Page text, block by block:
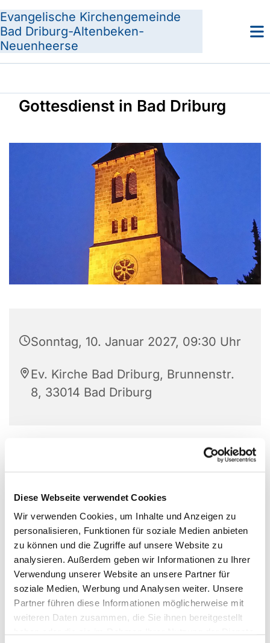
Diese Webseite verwendet Cookies
Wir verwenden Cookies, um Inhalte und Anzeigen zu
personalisieren, Funktionen für soziale Medien anbieten
zu können und die Zugriffe auf unsere Website zu
analysieren. Außerdem geben wir Informationen zu Ihrer
Verwendung unserer Website an unsere Partner für
soziale Medien, Werbung und Analysen weiter. Unsere
Partner führen diese Informationen möglicherweise mit
weiteren Daten zusammen, die Sie ihnen bereitgestellt
Evangelische Kirchengemeinde
Bad Driburg-Altenbeken-
Neuenheerse
Gottesdienst in Bad Driburg
Sonntag, 10. Januar 2027, 09:30 Uhr
Ev. Kirche Bad Driburg, Brunnenstr.
8, 33014 Bad Driburg